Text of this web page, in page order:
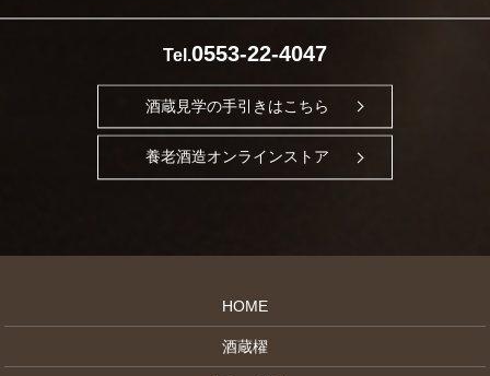
Tel.0553-22-4047
酒蔵見学の手引きはこちら
養老酒造オンラインストア
HOME
酒蔵櫂